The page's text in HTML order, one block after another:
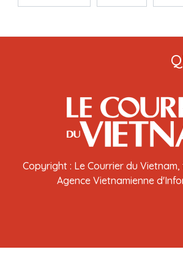
Copyright : Le Courrier du
Agence Vietnamienne